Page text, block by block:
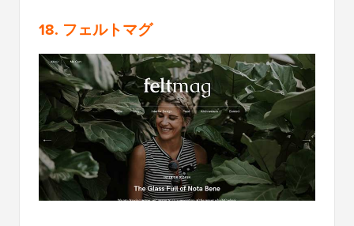
18. フェルトマグ